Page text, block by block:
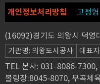
개인정보처리방침 고정
(16092)경기도 의왕시 덕영
기관명: 의왕도시공사 대표
TEL 본사: 031-8086-7300,
볼링장:8045-8070, 부곡체